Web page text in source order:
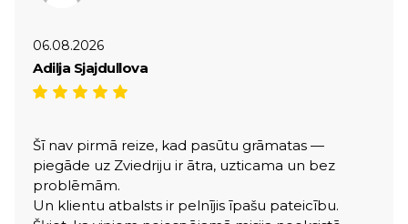
06.08.2026
Adilja Sjajdullova
Šī nav pirmā reize, kad pasūtu grāmatas —
piegāde uz Zviedriju ir ātra, uzticama un bez
problēmām.
Un klientu atbalsts ir pelnījis īpašu pateicību.